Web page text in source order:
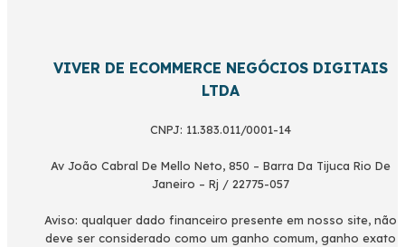
VIVER DE ECOMMERCE NEGÓCIOS DIGITAIS
LTDA
CNPJ: 11.383.011/0001-14
Av João Cabral De Mello Neto, 850 – Barra Da Tijuca Rio De
Janeiro – Rj / 22775-057
Aviso: qualquer dado financeiro presente em nosso site, não
deve ser considerado como um ganho comum, ganho exato